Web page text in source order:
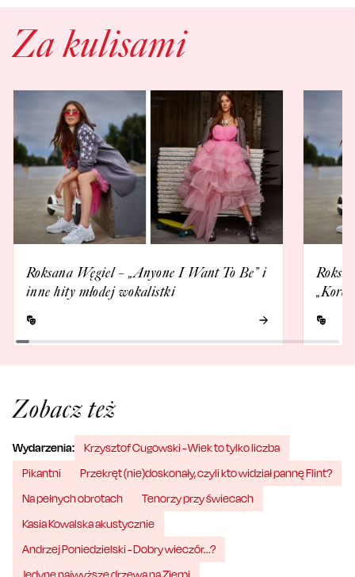
Za kulisami
Roksana Węgiel – „Anyone I Want To Be” i
inne hity młodej wokalistki
Zobacz też
Wydarzenia:
Krzysztof Cugowski - Wiek to tylko liczba
Pikantni
Przekręt (nie)doskonały, czyli kto widział pannę Flint?
Na pełnych obrotach
Tenorzy przy świecach
Kasia Kowalska akustycznie
Andrzej Poniedzielski - Dobry wieczór...?
Jedyne najwyższe drzewa na Ziemi